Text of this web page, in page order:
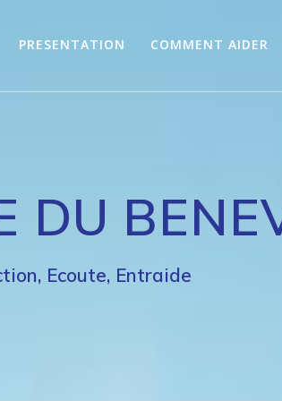
PRESENTATION COMMENT AIDER
DU
Ecoute, Entraide